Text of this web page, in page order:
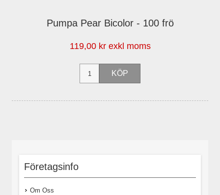
Pumpa Pear Bicolor - 100 frö
119,00 kr exkl moms
Företagsinfo
Om Oss